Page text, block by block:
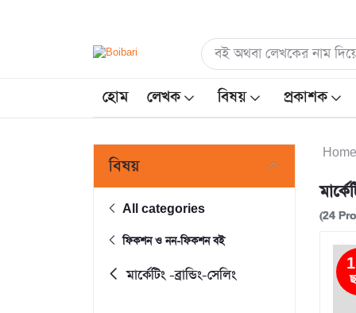
হোম লেখক বিষয় প্রকাশক
বিষয়
All categories
ফিকশন ও নন-ফিকশন বই
মার্কেটিং -ব্রান্ডিং-সেলিং
Home
(24